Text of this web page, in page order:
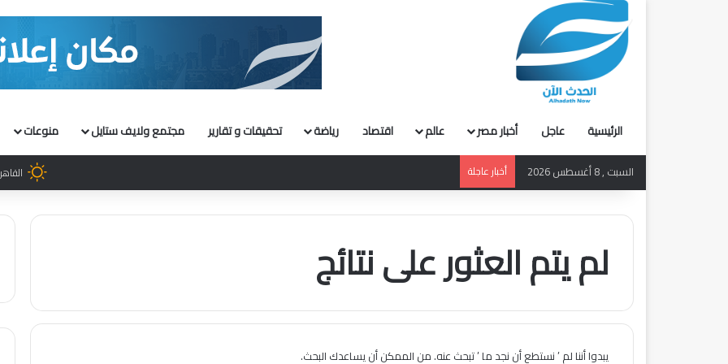
الرئيسية عاجل أخبار مصر عالم اقتصاد رياضة تحقيقات و تقارير مجتمع ولايف ستايل منوعات
السبت , 8 أغسطس 2026 أخبار عاجلة
لم يتم العثور على نتائج
يبدوا أننا لم ’ نستطع أن نجد ما ’ تبحث عنه. من الممكن أن يساعدك البحث.